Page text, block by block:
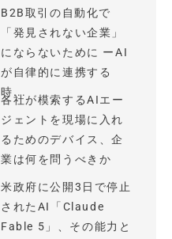
B2B取引の自動化で
「発見されない企業」
にならないために ーAI
が自律的に連携する
時...
各社が模索するAIエー
ジェントを現場に入れ
るためのデバイス、企
業は何を問うべきか
米政府に公開3日で停止
されたAI「Claude
Fable 5」、その能力と